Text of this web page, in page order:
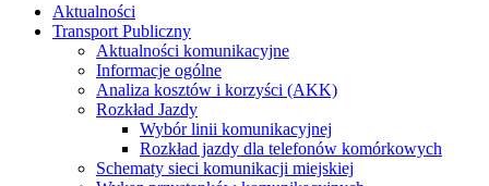
Aktualności
Transport Publiczny
Aktualności komunikacyjne
Informacje ogólne
Analiza kosztów i korzyści (AKK)
Rozkład Jazdy
Wybór linii komunikacyjnej
Rozkład jazdy dla telefonów komórkowych
Schematy sieci komunikacji miejskiej